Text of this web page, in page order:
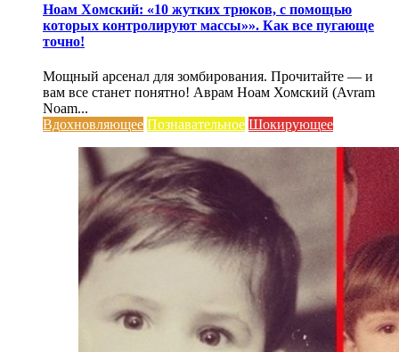
Ноам Хомский: «10 жутких трюков, с помощью
которых контролируют массы»». Как все пугающе
точно!
Мощный арсенал для зомбирования. Прочитайте — и
вам все станет понятно! Аврам Ноам Хомский (Avram
Noam...
Вдохновляющее Познавательное Шокирующее